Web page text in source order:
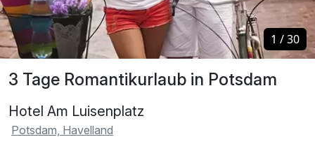
3 Tage Romantikurlaub in Potsdam
Hotel Am Luisenplatz
Potsdam, Havelland
1 /30
1 /30